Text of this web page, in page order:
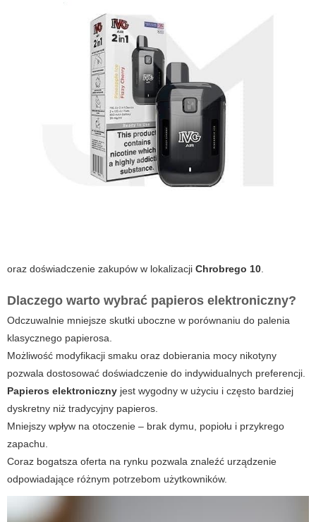
oraz doświadczenie zakupów w lokalizacji Chrobrego 10.
Dlaczego warto wybrać papieros elektroniczny?
Odczuwalnie mniejsze skutki uboczne w porównaniu do palenia
klasycznego papierosa.
Możliwość modyfikacji smaku oraz dobierania mocy nikotyny
pozwala dostosować doświadczenie do indywidualnych preferencji.
Papieros elektroniczny jest wygodny w użyciu i często bardziej
dyskretny niż tradycyjny papieros.
Mniejszy wpływ na otoczenie – brak dymu, popiołu i przykrego
zapachu.
Coraz bogatsza oferta na rynku pozwala znaleźć urządzenie
odpowiadające różnym potrzebom użytkowników.